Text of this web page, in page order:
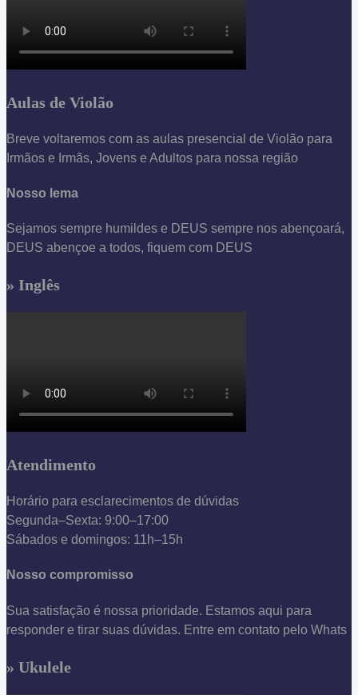
Aulas de Violão
Breve voltaremos com as aulas presencial de Violão para
Irmãos e Irmãs, Jovens e Adultos para nossa região
Nosso lema
Sejamos sempre humildes e DEUS sempre nos abençoará,
DEUS abençoe a todos, fiquem com DEUS
» Inglês
Atendimento
Horário para esclarecimentos de dúvidas
Segunda–Sexta: 9:00–17:00
Sábados e domingos: 11h–15h
Nosso compromisso
Sua satisfação é nossa prioridade. Estamos aqui para
responder e tirar suas dúvidas. Entre em contato pelo Whats
» Ukulele